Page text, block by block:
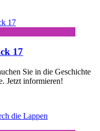
17
Sie in die Geschichte
Jetzt informieren!